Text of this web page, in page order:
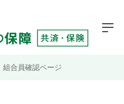
組合員確認ページ